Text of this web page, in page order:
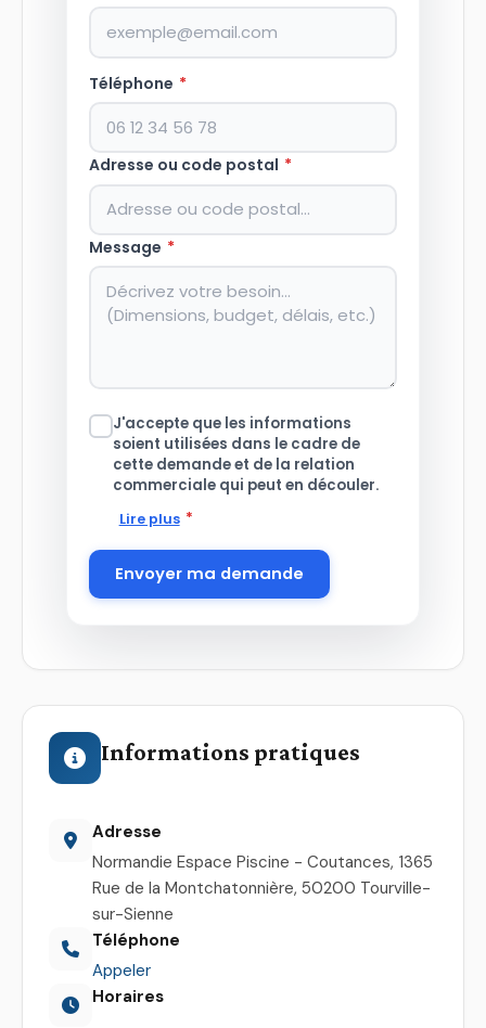
Téléphone *
Adresse ou code postal *
Message *
J'accepte que les informations
soient utilisées dans le cadre de
cette demande et de la relation
commerciale qui peut en découler.
Lire plus *
Envoyer ma demande
Informations pratiques
Adresse
Normandie Espace Piscine - Coutances, 1365
Rue de la Montchatonnière, 50200 Tourville-
sur-Sienne
Téléphone
Appeler
Horaires